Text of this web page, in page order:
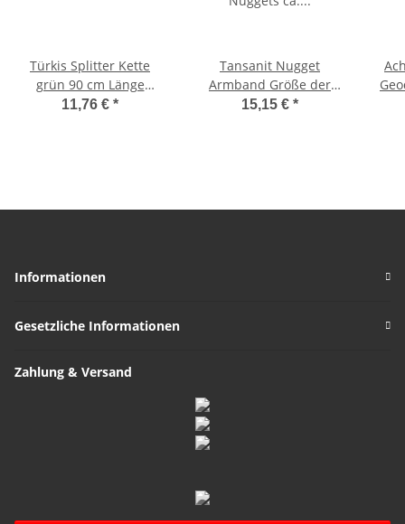
Türkis Splitter Kette
grün 90 cm Länge
endlos ohne Verschluss
11,76 € *
Tansanit Nugget
Armband Größe der
Nuggets ca. 10 - 15 mm,
15,15 € *
Informationen
Gesetzliche Informationen
Zahlung & Versand